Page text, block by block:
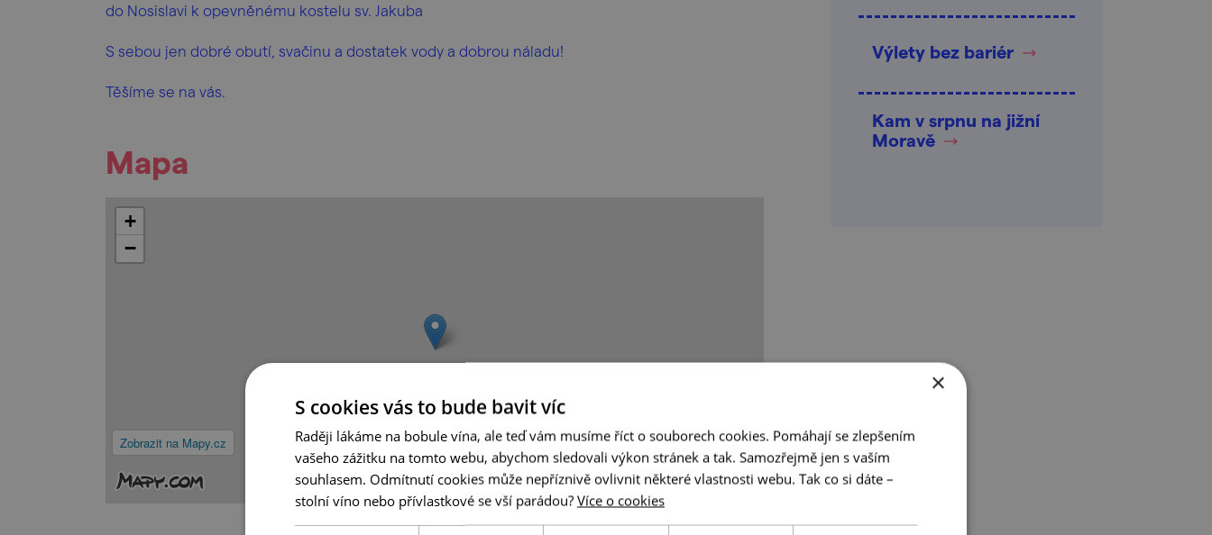
do Nosislavi k opevněnému kostelu sv. Jakuba
S sebou jen dobré obutí, svačinu a dostatek vody a dobrou náladu!
Těšíme se na vás.
Mapa
Zobrazit na Mapy.cz
+
−
Leaflet| © Seznam.cz a.s. a další
Výlety bez bariér
Kam v srpnu na jižní
Moravě
×
S cookies vás to bude bavit víc
Raději lákáme na bobule vína, ale teď vám musíme říct o souborech cookies. Pomáhají se zlepšením
vašeho zážitku na tomto webu, abychom sledovali výkon stránek a tak. Samozřejmě jen s vaším
souhlasem. Odmítnutí cookies může nepříznivě ovlivnit některé vlastnosti webu. Tak co si dáte –
stolní víno nebo přívlastkové se vší parádou? Více o cookies